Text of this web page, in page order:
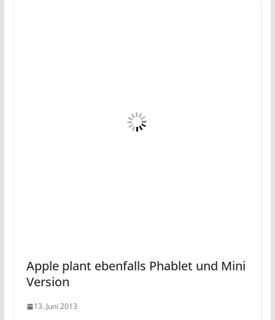
Apple plant ebenfalls Phablet und Mini
Version
13. Juni 2013